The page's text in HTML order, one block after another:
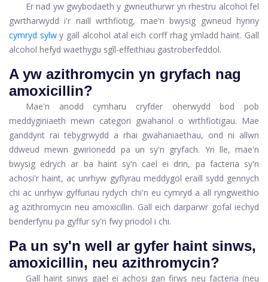
Er nad yw gwybodaeth y gwneuthurwr yn rhestru alcohol fel
gwrtharwydd i'r naill wrthfiotig, mae'n bwysig gwneud hynny
cymryd sylwy gall alcohol atal eich corff rhag ymladd haint. Gall
alcohol hefyd waethygu sgîl-effeithiau gastroberfeddol.
A yw azithromycin yn gryfach nag
amoxicillin?
Mae'n anodd cymharu cryfder oherwydd bod pob
meddyginiaeth mewn categori gwahanol o wrthfiotigau. Mae
ganddynt rai tebygrwydd a rhai gwahaniaethau, ond ni allwn
ddweud mewn gwirionedd pa un sy'n gryfach. Yn lle, mae'n
bwysig edrych ar ba haint sy'n cael ei drin, pa facteria sy'n
achosi'r haint, ac unrhyw gyflyrau meddygol eraill sydd gennych
chi ac unrhyw gyffuriau rydych chi'n eu cymryd a all ryngweithio
ag azithromycin neu amoxicillin. Gall eich darparwr gofal iechyd
benderfynu pa gyffur sy'n fwy priodol i chi.
Pa un sy'n well ar gyfer haint sinws,
amoxicillin, neu azithromycin?
Gall haint sinws gael ei achosi gan firws neu facteria (neu